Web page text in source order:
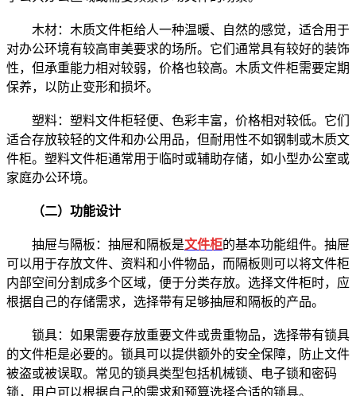
木材：木质文件柜给人一种温暖、自然的感觉，适合用于
对办公环境有较高审美要求的场所。它们通常具有较好的装饰
性，但承重能力相对较弱，价格也较高。木质文件柜需要定期
保养，以防止变形和损坏。
塑料：塑料文件柜轻便、色彩丰富，价格相对较低。它们
适合存放较轻的文件和办公用品，但耐用性不如钢制或木质文
件柜。塑料文件柜通常用于临时或辅助存储，如小型办公室或
家庭办公环境。
（二）功能设计
抽屉与隔板：抽屉和隔板是文件柜的基本功能组件。抽屉
可以用于存放文件、资料和小件物品，而隔板则可以将文件柜
内部空间分割成多个区域，便于分类存放。选择文件柜时，应
根据自己的存储需求，选择带有足够抽屉和隔板的产品。
锁具：如果需要存放重要文件或贵重物品，选择带有锁具
的文件柜是必要的。锁具可以提供额外的安全保障，防止文件
被盗或被误取。常见的锁具类型包括机械锁、电子锁和密码
锁，用户可以根据自己的需求和预算选择合适的锁具。